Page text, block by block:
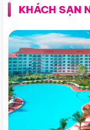
KHÁCH SẠN